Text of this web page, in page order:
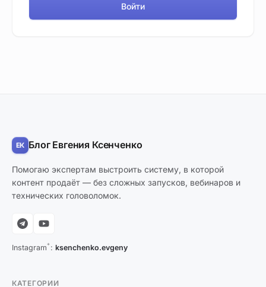
Войти
Блог Евгения Ксенченко
Помогаю экспертам выстроить систему, в которой
контент продаёт — без сложных запусков, вебинаров и
технических головоломок.
Instagram*: ksenchenko.evgeny
КАТЕГОРИИ